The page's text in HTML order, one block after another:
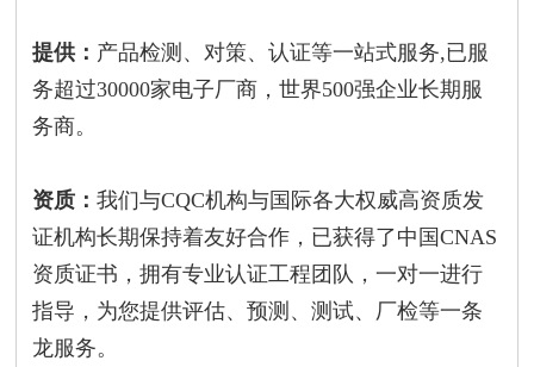
提供： 产品检测、对策、认证等一站式服务,已服
务超过30000家电子厂商，世界500强企业长期服
务商。
资质：我们与CQC机构与国际各大权威高资质发
证机构长期保持着友好合作，已获得了中国CNAS
资质证书，拥有专业认证工程团队，一对一进行
指导，为您提供评估、预测、测试、厂检等一条
龙服务。